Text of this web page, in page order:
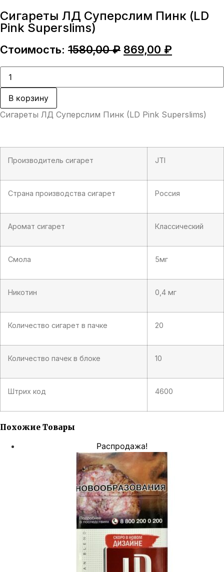
Сигареты ЛД Суперслим Пинк (LD
Pink Superslims)
Стоимость: 1580,00₽ Первоначальная
составляла
869,00 ₽
869,00 ₽.
Количество
товара
Сигареты
ЛД
Суперслим
Пинк
(LD
В корзину
Сигареты ЛД Суперслим Пинк (LD Pink Superslims)
Производитель сигарет JTI
Страна производства сигарет Россия
Аромат сигарет Классический
Смола 5мг
Никотин 0,4 мг
Количество сигарет в пачке 20
Количество пачек в блоке 10
Штрих код 4600
Похожие Товары
Распродажа!